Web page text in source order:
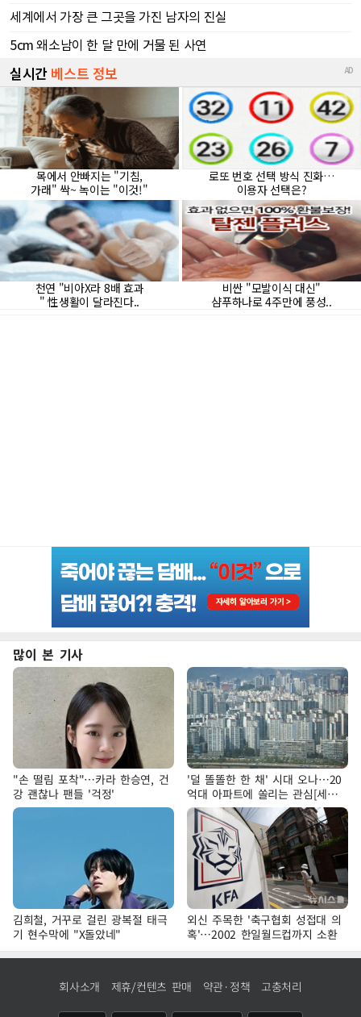
많이 본 기사
"손 떨림 포착"…카라 한승연, 건
강 괜찮나 팬들 '걱정'
'덜 똘똘한 한 채' 시대 오나…20
억대 아파트에 쏠리는 관심[세제
개편, 그 이후②]
김희철, 거꾸로 걸린 광복절 태극
기 현수막에 "X돌았네"
외신 주목한 '축구협회 성접대 의
혹'…2002 한일월드컵까지 소환
회사소개 제휴/컨텐츠 판매 약관·정책 고충처리